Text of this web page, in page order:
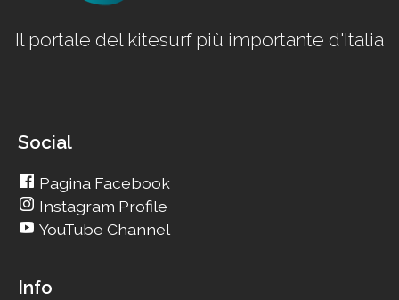
Il portale del kitesurf più importante d'Italia
Social
Pagina Facebook
Instagram Profile
YouTube Channel
Info